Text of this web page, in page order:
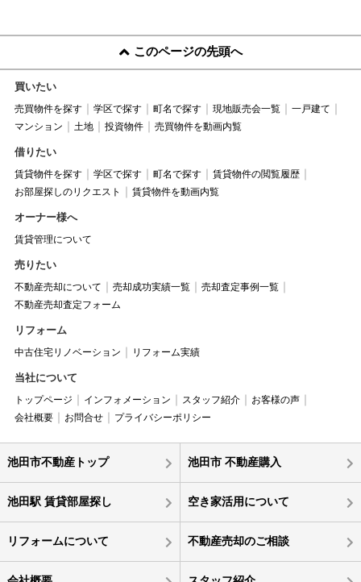
このページの先頭へ
買いたい
売買物件を探す 学区で探す 町名で探す 現地販売会一覧
一戸建て
マンション
土地 投資物件 売買物件を動画内覧
借りたい
賃貸物件を探す 学区で探す 町名で探す
賃貸物件の閲覧履歴
お部屋探しのリクエスト
賃貸物件を動画内覧
オーナー様へ
賃貸管理について
売りたい
不動産売却について 売却成功実績一覧
売却査定事例一覧
不動産売却査定フォーム
リフォーム
中古住宅リノベーション リフォーム実績
当社について
トップページ インフォメーション スタッフ紹介
お客様の声
会社概要
お問合せ プライバシーポリシー
池田市不動産トップ 池田市 不動産購入
池田駅 賃貸部屋探し 空き家活用について
リフォームについて 不動産売却のご相談